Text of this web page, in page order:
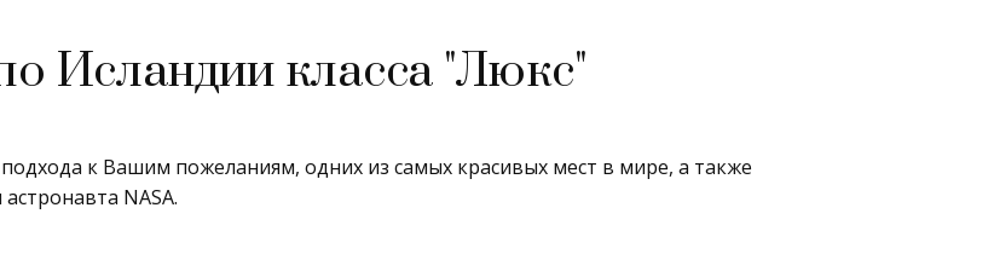
Исландии класса "Люкс"
к Вашим пожеланиям, одних из самых красивых мест в мире, а также
NASA.